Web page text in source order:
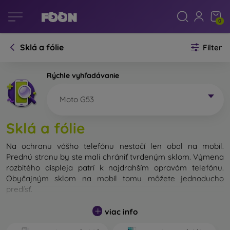
0
Sklá a fólie Filter
Rýchle vyhľadávanie
Moto G53
Sklá a fólie
Na ochranu vášho telefónu nestačí len obal na mobil.
Prednú stranu by ste mali chrániť tvrdeným sklom. Výmena
rozbitého displeja patrí k najdrahším opravám telefónu.
Obyčajným sklom na mobil tomu môžete jednoducho
predísť.
Nerozbitné sklo na mobil síce neexistuje, no v prípade pádu
ostane váš displej zväčša neporušený. Výber tvrdeného
viac info